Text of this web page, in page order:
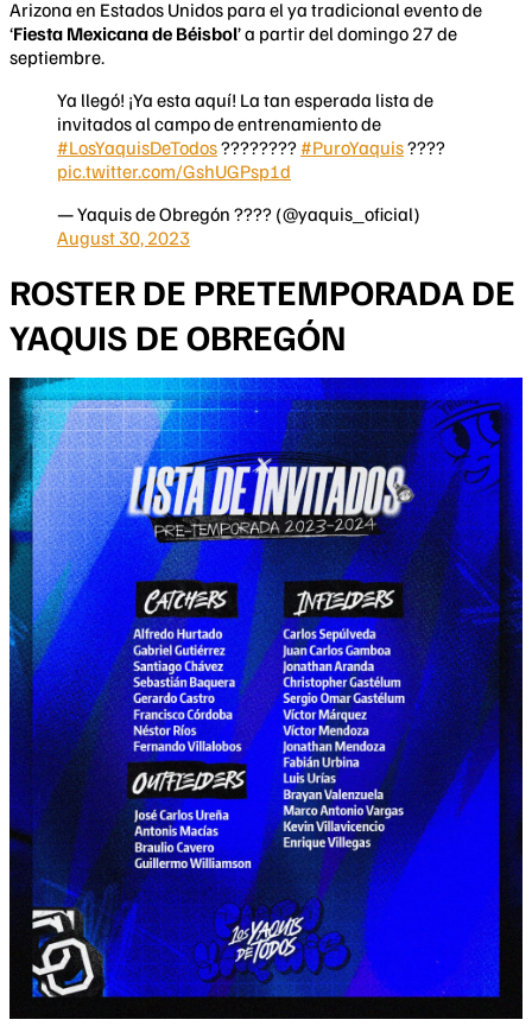
Arizona en Estados Unidos para el ya tradicional evento de
‘Fiesta Mexicana de Béisbol’ a partir del domingo 27 de
septiembre.
Ya llegó! ¡Ya esta aquí! La tan esperada lista de
invitados al campo de entrenamiento de
#LosYaquisDeTodos???????? #PuroYaquis????
pic.twitter.com/GshUGPsp1d
— Yaquis de Obregón ???? (@yaquis_oficial)
August 30, 2023
ROSTER DE PRETEMPORADA DE
YAQUIS DE OBREGÓN